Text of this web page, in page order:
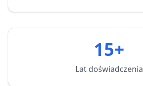
15+
Lat doświadczenia